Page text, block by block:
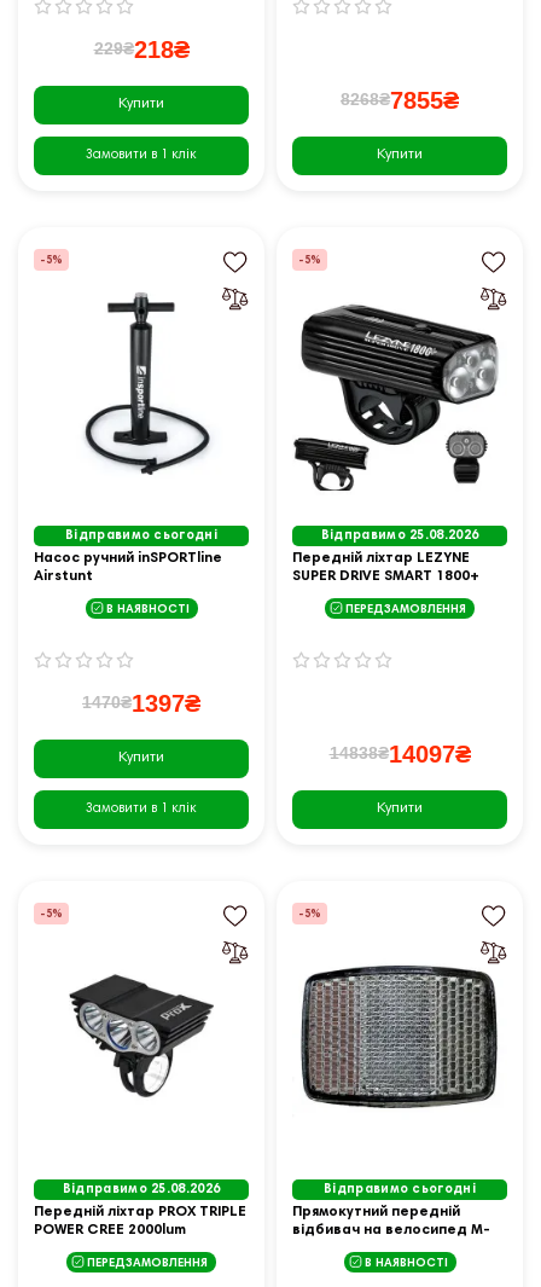
229₴218₴
Купити
Замовити в 1 клік
8268₴7855₴
Купити
-5%
Відправимо сьогодні
Насос ручний inSPORTline
Airstunt
В НАЯВНОСТІ
1470₴1397₴
Купити
Замовити в 1 клік
-5%
Відправимо 25.08.2026
Передній ліхтар LEZYNE
SUPER DRIVE SMART 1800+
ПЕРЕДЗАМОВЛЕННЯ
14838₴14097₴
Купити
-5%
Відправимо 25.08.2026
Передній ліхтар PROX TRIPLE
POWER CREE 2000lum
ПЕРЕДЗАМОВЛЕННЯ
-5%
Відправимо сьогодні
Прямокутний передній
відбивач на велосипед M-
В НАЯВНОСТІ